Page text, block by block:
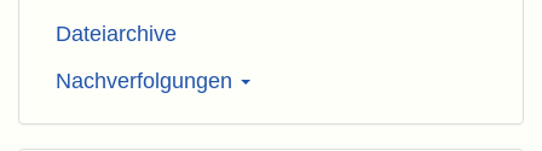
Dateiarchive
Nachverfolgungen